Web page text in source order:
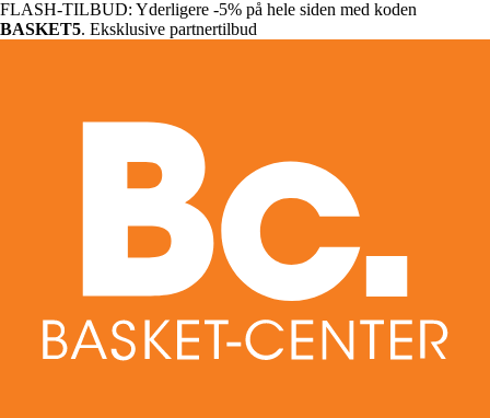
FLASH-TILBUD: Yderligere -5% på hele siden med koden
BASKET5. Eksklusive partnertilbud